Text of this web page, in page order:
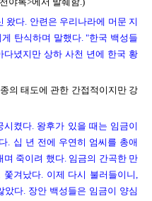
왔다. 안련은 우리나라에 머문 지
탄식하며 말했다. "한국 백성들
녔지만 상하 사천 년에 한국 황
의 태도에 관한 간접적이지만 강
켰다. 왕후가 있을 때는 임금이
. 십 년 전에 우연히 엄씨를 총애
죽이려 했다. 임금의 간곡한 만
겨났다. 이제 다시 불러들이니,
다. 장안 백성들은 임금이 양심